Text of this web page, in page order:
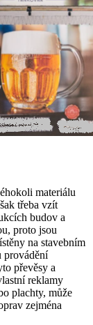
materiálu
třeba vzít
budov a
proto jsou
na stavebním
provádění
převěsy a
reklamy
plachty, může
zejména